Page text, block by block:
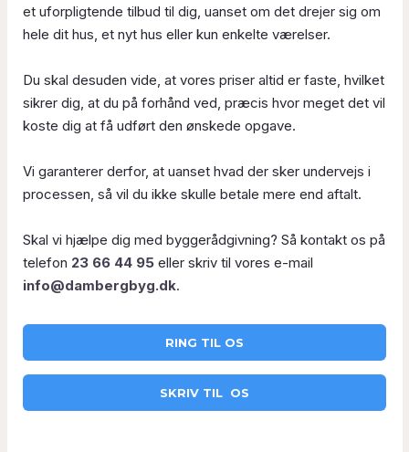
et uforpligtende tilbud til dig, uanset om det drejer sig om
hele dit hus, et nyt hus eller kun enkelte værelser.
Du skal desuden vide, at vores priser altid er faste, hvilket
sikrer dig, at du på forhånd ved, præcis hvor meget det vil
koste dig at få udført den ønskede opgave.
Vi garanterer derfor, at uanset hvad der sker undervejs i
processen, så vil du ikke skulle betale mere end aftalt.
Skal vi hjælpe dig med byggerådgivning? Så kontakt os på
telefon 23 66 44 95 eller skriv til vores e-mail
info@dambergbyg.dk.
RING TIL OS​
SKRIV TIL OS​